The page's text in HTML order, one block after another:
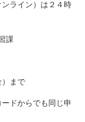
イン）は２４時
課
）まで
ドからでも同じ申